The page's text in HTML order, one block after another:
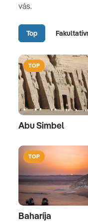
vás.
Top
TOP
Abu Simbel
TOP
Baharíja